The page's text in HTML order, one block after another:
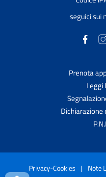
seguici sui
Prenota
Leggi
Dichiarazione
Privacy-Cookies | Note